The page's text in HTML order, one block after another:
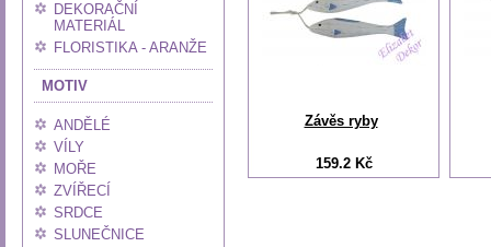
DEKORAČNÍ
MATERIÁL
FLORISTIKA - ARANŽE
MOTIV
ANDĚLÉ
VÍLY
MOŘE
ZVÍŘECÍ
SRDCE
SLUNEČNICE
Závěs ryby
159.2 Kč